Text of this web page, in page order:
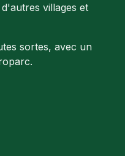
villages et
sortes, avec un